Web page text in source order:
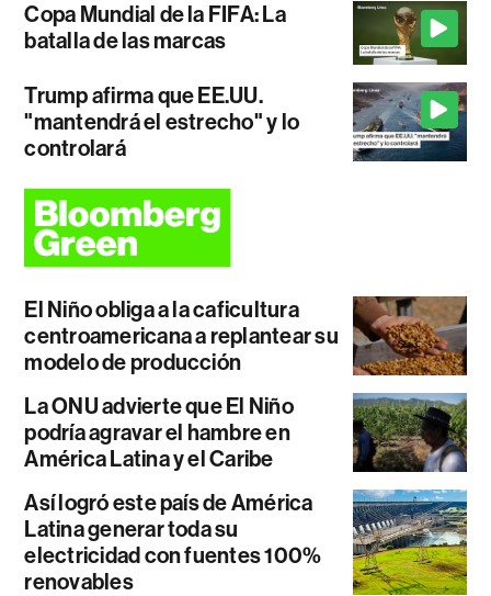
Copa Mundial de la FIFA: La
batalla de las marcas
Trump afirma que EE.UU.
"mantendrá el estrecho" y lo
controlará
El Niño obliga a la caficultura
centroamericana a replantear su
modelo de producción
La ONU advierte que El Niño
podría agravar el hambre en
América Latina y el Caribe
Así logró este país de América
Latina generar toda su
electricidad con fuentes 100%
renovables